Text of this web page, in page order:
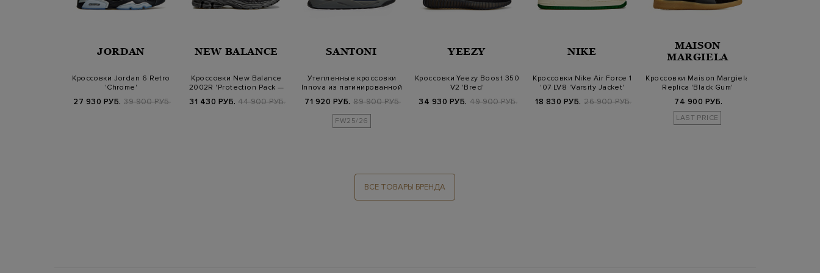
JORDAN
Кроссовки Jordan 6 Retro
'Chrome'
27 930 РУБ. 39 900 РУБ.
NEW BALANCE
Кроссовки New Balance
2002R 'Protection Pack —
31 430 РУБ. 44 900 РУБ.
SANTONI
Утепленные кроссовки
Innova из патинированной
71 920 РУБ. 89 900 РУБ.
FW25/26
YEEZY
Кроссовки Yeezy Boost 350
V2 'Bred'
34 930 РУБ. 49 900 РУБ.
NIKE
Кроссовки Nike Air Force 1
'07 LV8 'Varsity Jacket'
18 830 РУБ. 26 900 РУБ.
MAISON
MARGIELA
Кроссовки Maison Margiela
Replica 'Black Gum'
74 900 РУБ.
LAST PRICE
ВСЕ ТОВАРЫ БРЕНДА